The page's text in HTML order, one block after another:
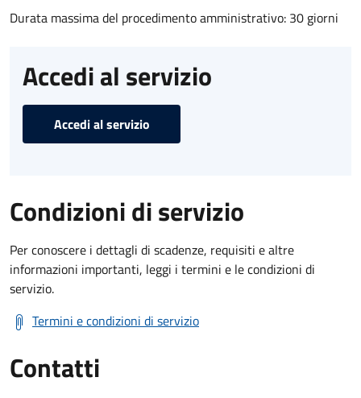
Durata massima del procedimento amministrativo: 30 giorni
Accedi al servizio
Accedi al servizio
Condizioni di servizio
Per conoscere i dettagli di scadenze, requisiti e altre
informazioni importanti, leggi i termini e le condizioni di
servizio.
Termini e condizioni di servizio
Contatti